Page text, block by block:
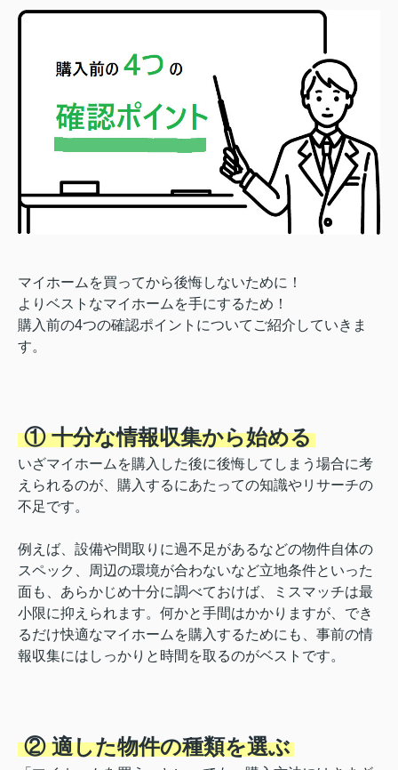
マイホームを買ってから後悔しないために！
よりベストなマイホームを手にするため！
購入前の4つの確認ポイントについてご紹介していきま
す。
① 十分な情報収集から始める
いざマイホームを購入した後に後悔してしまう場合に考
えられるのが、購入するにあたっての知識やリサーチの
不足です。
例えば、設備や間取りに過不足があるなどの物件自体の
スペック、周辺の環境が合わないなど立地条件といった
面も、あらかじめ十分に調べておけば、ミスマッチは最
小限に抑えられます。何かと手間はかかりますが、でき
るだけ快適なマイホームを購入するためにも、事前の情
報収集にはしっかりと時間を取るのがベストです。
② 適した物件の種類を選ぶ